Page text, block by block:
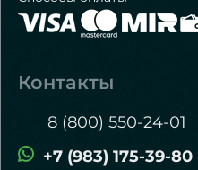
Контакты
8 (800) 550-24-01
+7 (983) 175-39-80